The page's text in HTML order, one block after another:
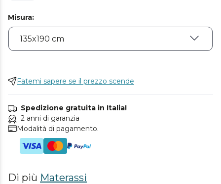
Misura:
Fatemi sapere se il prezzo scende
Spedizione gratuita in Italia!
2 anni di garanzia
Modalità di pagamento.
Di più Materassi